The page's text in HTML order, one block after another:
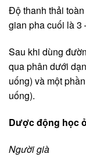
Độ thanh thải
gian pha cuối là 3
Sau khi dùng
qua phân dưới
uống) và một
uống).
Dược động học
Người già